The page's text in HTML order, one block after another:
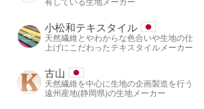
小松和テキスタイル
天然繊維とやわからな色合いや生地の仕
上げにこだわったテキスタイルメーカー
古山
天然繊維を中心に生地の企画製造を行う
遠州産地(静岡県)の生地メーカー